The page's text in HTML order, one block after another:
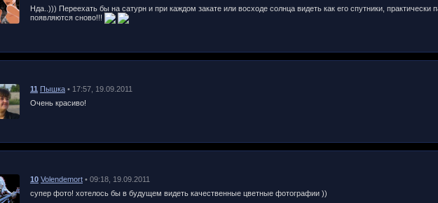
Нда..))) Переехать бы на сатурн и при каждом закате или восходе солнца видеть как его спутники,
появляются сново!!!
11 Пышка • 17:57, 19.09.2011
Очень красиво!
10 Volendemort • 09:18, 19.09.2011
супер фото! хотелось бы в будущем видеть качественные цветные фотографии ))